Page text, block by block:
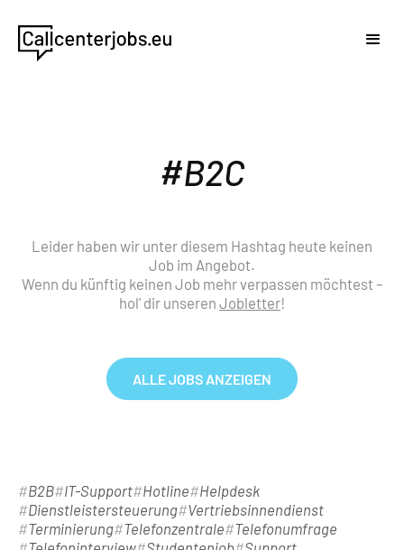
B2C
Leider haben wir unter diesem Hashtag heute keinen
Job im Angebot.
Wenn du künftig keinen Job mehr verpassen möchtest –
hol' dir unseren Jobletter!
ALLE JOBS ANZEIGEN
B2B IT-Support Hotline
Helpdesk
Dienstleistersteuerung Vertriebsinnendienst
Terminierung Telefonzentrale
Telefonumfrage